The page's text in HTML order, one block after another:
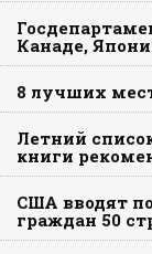
Канаде,
8 лучших
Летний
книги
США вводят
граждан 50